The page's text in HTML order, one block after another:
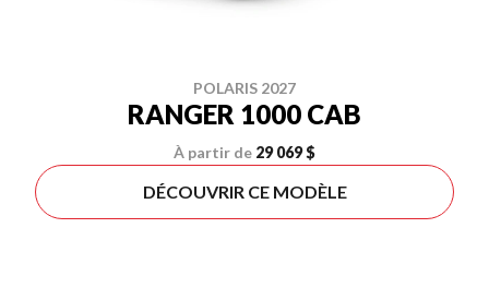
POLARIS 2027
RANGER 1000 CAB
À partir de 29 069 $
DÉCOUVRIR CE MODÈLE